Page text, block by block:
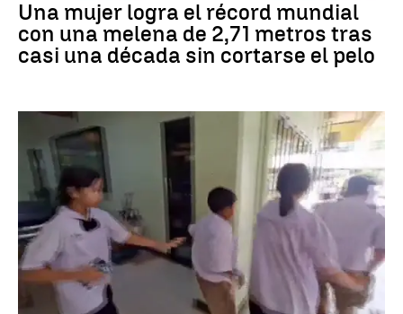
Una mujer logra el récord mundial
con una melena de 2,71 metros tras
casi una década sin cortarse el pelo